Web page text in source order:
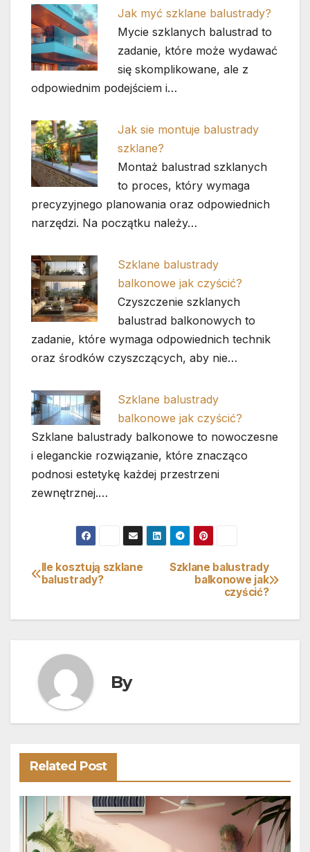
Jak myć szklane balustrady?
Mycie szklanych balustrad to
zadanie, które może wydawać
się skomplikowane, ale z
odpowiednim podejściem i…
Jak sie montuje balustrady
szklane?
Montaż balustrad szklanych
to proces, który wymaga
precyzyjnego planowania oraz odpowiednich
narzędzi. Na początku należy…
Szklane balustrady
balkonowe jak czyścić?
Czyszczenie szklanych
balustrad balkonowych to
zadanie, które wymaga odpowiednich technik
oraz środków czyszczących, aby nie…
Szklane balustrady
balkonowe jak czyścić?
Szklane balustrady balkonowe to nowoczesne
i eleganckie rozwiązanie, które znacząco
podnosi estetykę każdej przestrzeni
zewnętrznej.…
Nawigacja
Szklane balustrady
balkonowe jak
czyścić?
Ile kosztują szklane
balustrady?
By
Related Post